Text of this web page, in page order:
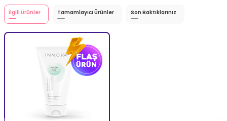
İlgili Ürünler Tamamlayıcı Ürünler Son Baktıklarınız